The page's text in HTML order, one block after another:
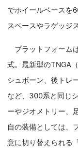
でホイールベースを
スペースやラゲッジ
プラットフォーム
式。最新型のTNGA
シュボーン、後トレ
など、300系と同じ
ーやジオメトリー、
自の装備としては、
意に切り替えられ